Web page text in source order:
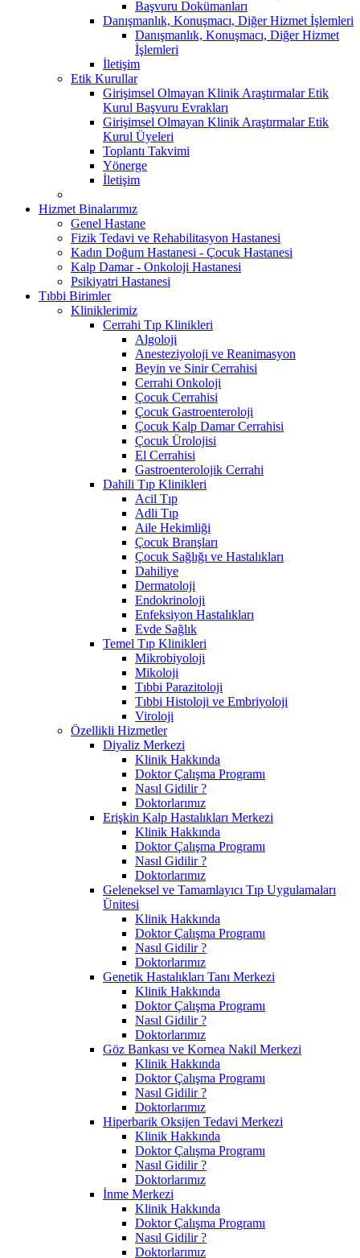
Başvuru Dokümanları
Danışmanlık, Konuşmacı, Diğer Hizmet İşlemleri
Danışmanlık, Konuşmacı, Diğer Hizmet
İşlemleri
İletişim
Etik Kurullar
Girişimsel Olmayan Klinik Araştırmalar Etik
Kurul Başvuru Evrakları
Girişimsel Olmayan Klinik Araştırmalar Etik
Kurul Üyeleri
Toplantı Takvimi
Yönerge
İletişim
Hizmet Binalarımız
Genel Hastane
Fizik Tedavi ve Rehabilitasyon Hastanesi
Kadın Doğum Hastanesi - Çocuk Hastanesi
Kalp Damar - Onkoloji Hastanesi
Psikiyatri Hastanesi
Tıbbi Birimler
Kliniklerimiz
Cerrahi Tıp Klinikleri
Algoloji
Anesteziyoloji ve Reanimasyon
Beyin ve Sinir Cerrahisi
Cerrahi Onkoloji
Çocuk Cerrahisi
Çocuk Gastroenteroloji
Çocuk Kalp Damar Cerrahisi
Çocuk Ürolojisi
El Cerrahisi
Gastroenterolojik Cerrahi
Dahili Tıp Klinikleri
Acil Tıp
Adli Tıp
Aile Hekimliği
Çocuk Branşları
Çocuk Sağlığı ve Hastalıkları
Dahiliye
Dermatoloji
Endokrinoloji
Enfeksiyon Hastalıkları
Evde Sağlık
Temel Tıp Klinikleri
Mikrobiyoloji
Mikoloji
Tıbbi Parazitoloji
Tıbbi Histoloji ve Embriyoloji
Viroloji
Özellikli Hizmetler
Diyaliz Merkezi
Klinik Hakkında
Doktor Çalışma Programı
Nasıl Gidilir ?
Doktorlarımız
Erişkin Kalp Hastalıkları Merkezi
Klinik Hakkında
Doktor Çalışma Programı
Nasıl Gidilir ?
Doktorlarımız
Geleneksel ve Tamamlayıcı Tıp Uygulamaları
Ünitesi
Klinik Hakkında
Doktor Çalışma Programı
Nasıl Gidilir ?
Doktorlarımız
Genetik Hastalıkları Tanı Merkezi
Klinik Hakkında
Doktor Çalışma Programı
Nasıl Gidilir ?
Doktorlarımız
Göz Bankası ve Kornea Nakil Merkezi
Klinik Hakkında
Doktor Çalışma Programı
Nasıl Gidilir ?
Doktorlarımız
Hiperbarik Oksijen Tedavi Merkezi
Klinik Hakkında
Doktor Çalışma Programı
Nasıl Gidilir ?
Doktorlarımız
İnme Merkezi
Klinik Hakkında
Doktor Çalışma Programı
Nasıl Gidilir ?
Doktorlarımız